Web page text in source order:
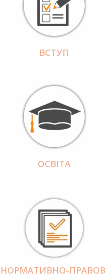
ВСТУП
ОСВІТА
НОРМАТИВНО-